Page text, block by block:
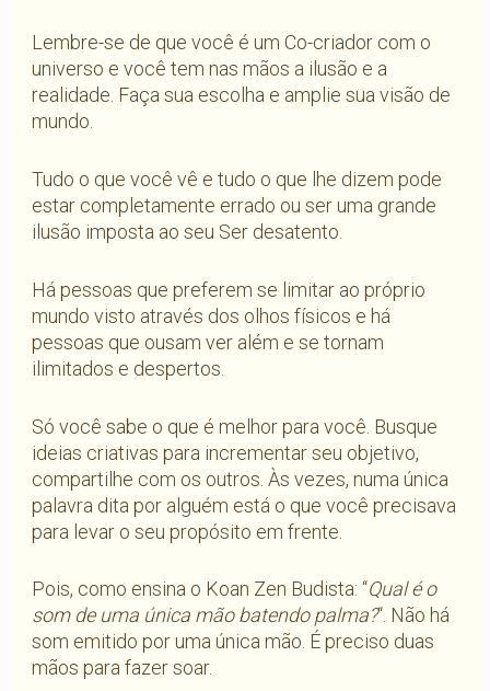
Lembre-se de que você é um Co-criador com o
universo e você tem nas mãos a ilusão e a
realidade. Faça sua escolha e amplie sua visão de
mundo.
Tudo o que você vê e tudo o que lhe dizem pode
estar completamente errado ou ser uma grande
ilusão imposta ao seu Ser desatento.
Há pessoas que preferem se limitar ao próprio
mundo visto através dos olhos físicos e há
pessoas que ousam ver além e se tornam
ilimitados e despertos.
Só você sabe o que é melhor para você. Busque
ideias criativas para incrementar seu objetivo,
compartilhe com os outros. Às vezes, numa única
palavra dita por alguém está o que você precisava
para levar o seu propósito em frente.
Pois, como ensina o Koan Zen Budista: “Qual é o
som de uma única mão batendo palma?“. Não há
som emitido por uma única mão. É preciso duas
mãos para fazer soar.